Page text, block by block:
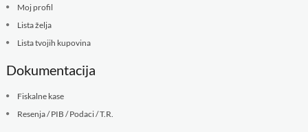
Moj profil
Lista želja
Lista tvojih kupovina
Dokumentacija
Fiskalne kase
Resenja / PIB / Podaci / T.R.